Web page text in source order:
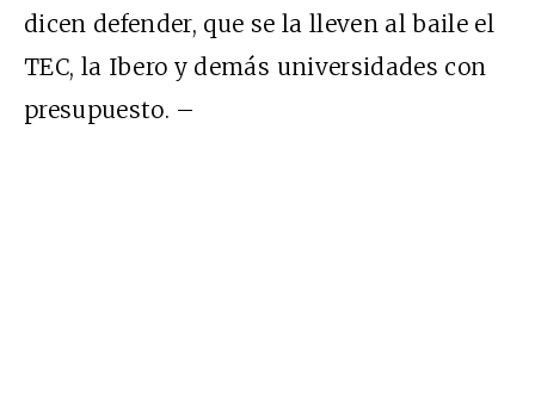
dicen defender, que se la lleven al baile el
TEC, la Ibero y demás universidades con
presupuesto. –